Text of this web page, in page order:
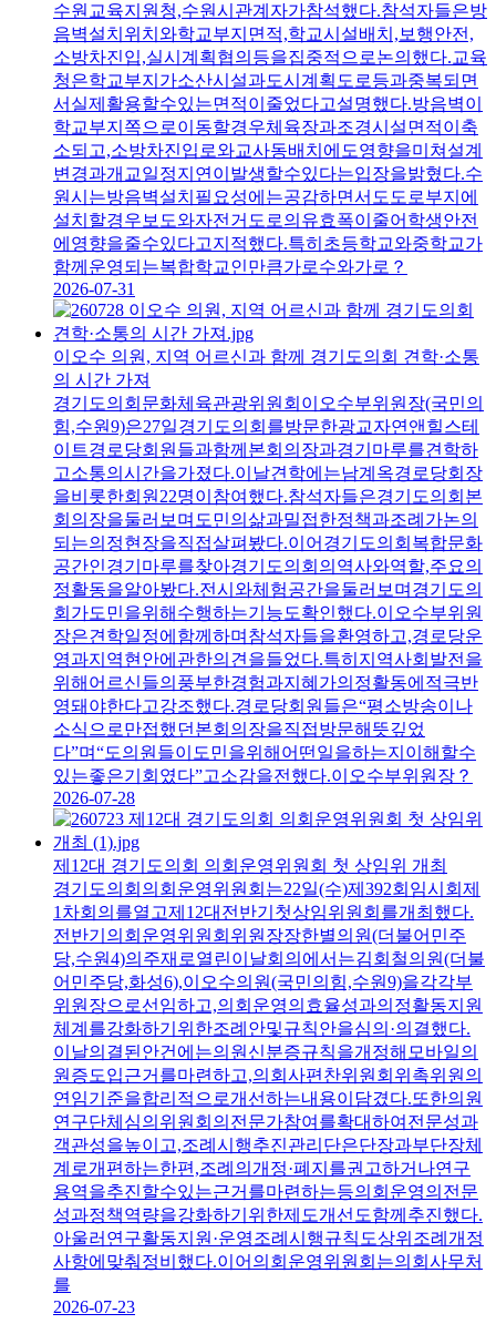
수원교육지원청,수원시관계자가참석했다.참석자들은방
음벽설치위치와학교부지면적,학교시설배치,보행안전,
소방차진입,실시계획협의등을집중적으로논의했다.교육
청은학교부지가소산시설과도시계획도로등과중복되면
서실제활용할수있는면적이줄었다고설명했다.방음벽이
학교부지쪽으로이동할경우체육장과조경시설면적이축
소되고,소방차진입로와교사동배치에도영향을미쳐설계
변경과개교일정지연이발생할수있다는입장을밝혔다.수
원시는방음벽설치필요성에는공감하면서도도로부지에
설치할경우보도와자전거도로의유효폭이줄어학생안전
에영향을줄수있다고지적했다.특히초등학교와중학교가
함께운영되는복합학교인만큼가로수와가로？
2026-07-31
이오수 의원, 지역 어르신과 함께 경기도의회 견학·소통
의 시간 가져
경기도의회문화체육관광위원회이오수부위원장(국민의
힘,수원9)은27일경기도의회를방문한광교자연앤힐스테
이트경로당회원들과함께본회의장과경기마루를견학하
고소통의시간을가졌다.이날견학에는남계옥경로당회장
을비롯한회원22명이참여했다.참석자들은경기도의회본
회의장을둘러보며도민의삶과밀접한정책과조례가논의
되는의정현장을직접살펴봤다.이어경기도의회복합문화
공간인경기마루를찾아경기도의회의역사와역할,주요의
정활동을알아봤다.전시와체험공간을둘러보며경기도의
회가도민을위해수행하는기능도확인했다.이오수부위원
장은견학일정에함께하며참석자들을환영하고,경로당운
영과지역현안에관한의견을들었다.특히지역사회발전을
위해어르신들의풍부한경험과지혜가의정활동에적극반
영돼야한다고강조했다.경로당회원들은“평소방송이나
소식으로만접했던본회의장을직접방문해뜻깊었
다”며“도의원들이도민을위해어떤일을하는지이해할수
있는좋은기회였다”고소감을전했다.이오수부위원장？
2026-07-28
제12대 경기도의회 의회운영위원회 첫 상임위 개최
경기도의회의회운영위원회는22일(수)제392회임시회제
1차회의를열고제12대전반기첫상임위원회를개최했다.
전반기의회운영위원회위원장장한별의원(더불어민주
당,수원4)의주재로열린이날회의에서는김회철의원(더불
어민주당,화성6),이오수의원(국민의힘,수원9)을각각부
위원장으로선임하고,의회운영의효율성과의정활동지원
체계를강화하기위한조례안및규칙안을심의·의결했다.
이날의결된안건에는의원신분증규칙을개정해모바일의
원증도입근거를마련하고,의회사편찬위원회위촉위원의
연임기준을합리적으로개선하는내용이담겼다.또한의원
연구단체심의위원회의전문가참여를확대하여전문성과
객관성을높이고,조례시행추진관리단은단장과부단장체
계로개편하는한편,조례의개정·폐지를권고하거나연구
용역을추진할수있는근거를마련하는등의회운영의전문
성과정책역량을강화하기위한제도개선도함께추진했다.
아울러연구활동지원·운영조례시행규칙도상위조례개정
사항에맞춰정비했다.이어의회운영위원회는의회사무처
를
2026-07-23